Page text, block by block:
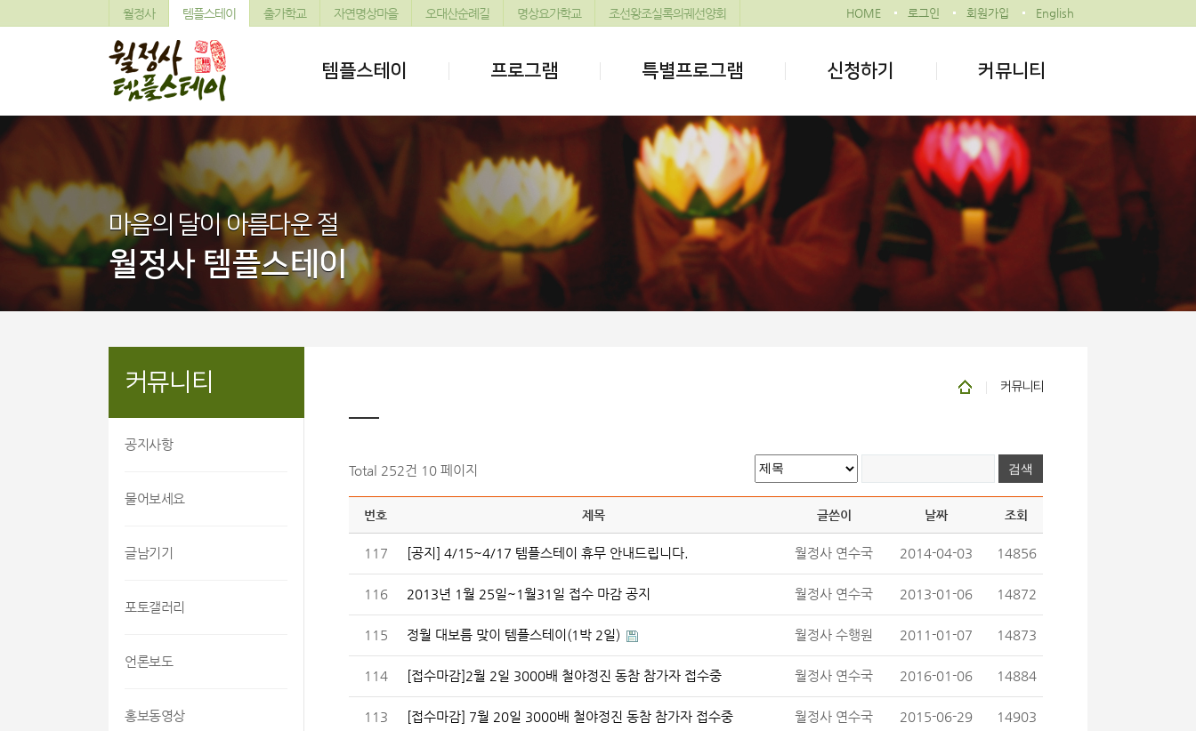
월정사 템플스테이 출가학교 자연명상마을 오대산순례길 명상요가학교 조선왕조실록의궤선양회 HOME 로그인 회원가입 English
템플스테이 프로그램 특별프로그램 신청하기 커뮤니티
마음의 달이 아름다운 절
월정사 템플스테이
커뮤니티
공지사항
물어보세요
글남기기
포토갤러리
언론보도
홍보동영상
커뮤니티
Total 252건 10 페이지
번호 제목 글쓴이 날짜 조회
117 [공지] 4/15~4/17 템플스테이 휴무 안내드립니다. 월정사 연수국 2014-04-03 14856
116 2013년 1월 25일~1월31일 접수 마감 공지 월정사 연수국 2013-01-06 14872
115 정월 대보름 맞이 템플스테이(1박 2일) 월정사 수행원 2011-01-07 14873
114 [접수마감]2월 2일 3000배 철야정진 동참 참가자 접수중 월정사 연수국 2016-01-06 14884
113 [접수마감] 7월 20일 3000배 철야정진 동참 참가자 접수중 월정사 연수국 2015-06-29 14903